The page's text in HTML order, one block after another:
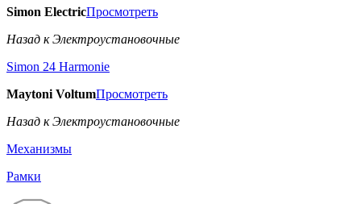
Simon ElectricПросмотреть
Назад к Электроустановочные
Simon 24 Harmonie
Maytoni VoltumПросмотреть
Назад к Электроустановочные
Механизмы
Рамки